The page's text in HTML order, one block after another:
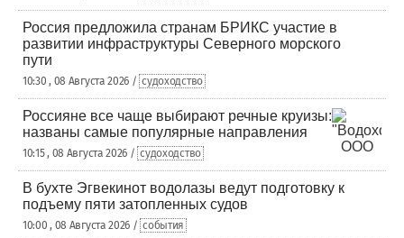
Россия предложила странам БРИКС участие в
развитии инфраструктуры Северного морского
пути
10:30 , 08 Августа 2026 / судоходство
Россияне все чаще выбирают речные круизы:
названы самые популярные направления
10:15 , 08 Августа 2026 / судоходство
В бухте Эгвекинот водолазы ведут подготовку к
подъему пяти затопленных судов
10:00 , 08 Августа 2026 / события